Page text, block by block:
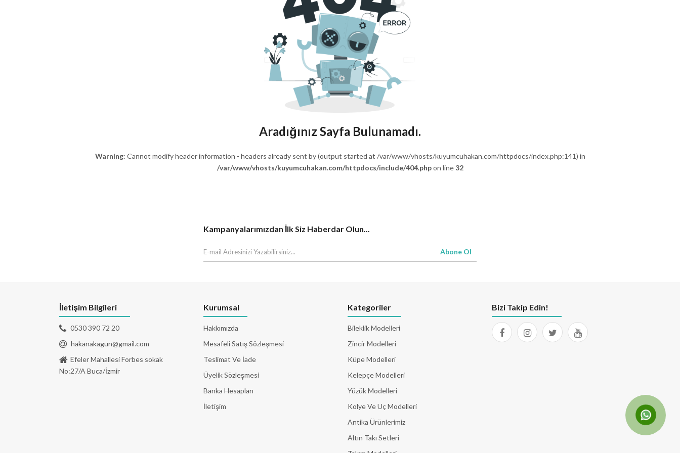
💕 Göz Kamaştıran Pırlanta Ürünlerde %50 İndirim 💕
Aradığınız Sayfa Bulunamadı.
Warning: Cannot modify header information - headers already sent by (output started at /var/www/vhosts/kuyumcuhakan.com/httpdocs/index.php:141) in
/var/www/vhosts/kuyumcuhakan.com/httpdocs/include/404.phpon line32
Kampanyalarımızdan İlk Siz Haberdar Olun...
Abone Ol
İletişim Bilgileri
0530 390 72 20
hakanakagun@gmail.com
Efeler Mahallesi Forbes sokak
No:27/A Buca/İzmir
Kurumsal
Hakkımızda
Mesafeli Satış Sözleşmesi
Teslimat Ve İade
Üyelik Sözleşmesi
Banka Hesapları
İletişim
Kategoriler
Bileklik Modelleri
Zincir Modelleri
Küpe Modelleri
Kelepçe Modelleri
Yüzük Modelleri
Kolye Ve Uç Modelleri
Antika Ürünlerimiz
Altın Takı Setleri
Bizi Takip Edin!